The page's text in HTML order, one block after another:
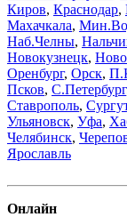
Киров, Краснодар,
Махачкала,
Наб.Челны,
Новокузнецк,
Оренбург, Орск,
Псков, С.Петербург
Ставрополь,
Ульяновск, Уфа,
Челябинск,
Ярославль
Онлайн